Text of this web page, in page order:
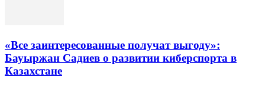
«Все заинтересованные получат выгоду»:
Бауыржан Садиев о развитии киберспорта в
Казахстане